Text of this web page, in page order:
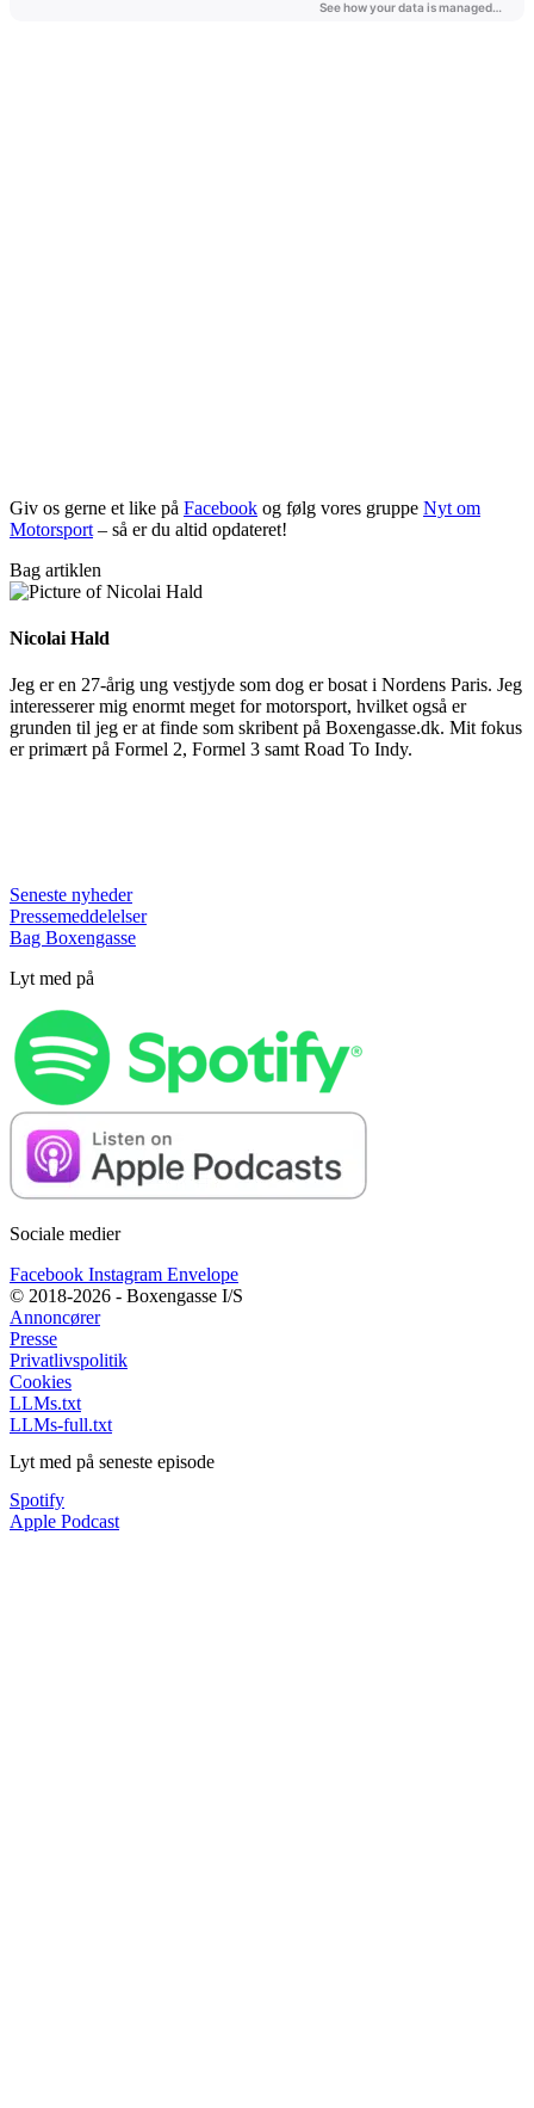
Giv os gerne et like på Facebook og følg vores gruppe Nyt om
Motorsport – så er du altid opdateret!
Bag artiklen
Nicolai Hald
Jeg er en 27-årig ung vestjyde som dog er bosat i Nordens Paris. Jeg
interesserer mig enormt meget for motorsport, hvilket også er
grunden til jeg er at finde som skribent på Boxengasse.dk. Mit fokus
er primært på Formel 2, Formel 3 samt Road To Indy.
Seneste nyheder
Pressemeddelelser
Bag Boxengasse
Lyt med på
Sociale medier
Facebook Instagram Envelope
© 2018-2026 - Boxengasse I/S
Annoncører
Presse
Privatlivspolitik
Cookies
LLMs.txt
LLMs-full.txt
Lyt med på seneste episode
Spotify
Apple Podcast